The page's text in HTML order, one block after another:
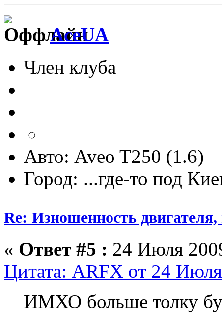
AceUA
Член клуба
Авто: Aveo T250 (1.6)
Город: ...где-то под
Re: Изношенность
« Ответ #5 : 24 Июля
Цитата: ARFX от 24
ИМХО больше толку